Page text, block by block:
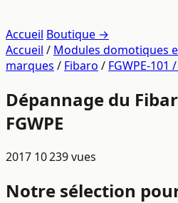
Accueil Boutique →
Accueil / Modules domotiques
marques / Fibaro / FGWPE-101
Dépannage du
FGWPE
2017 10 239 vues
Notre sélection